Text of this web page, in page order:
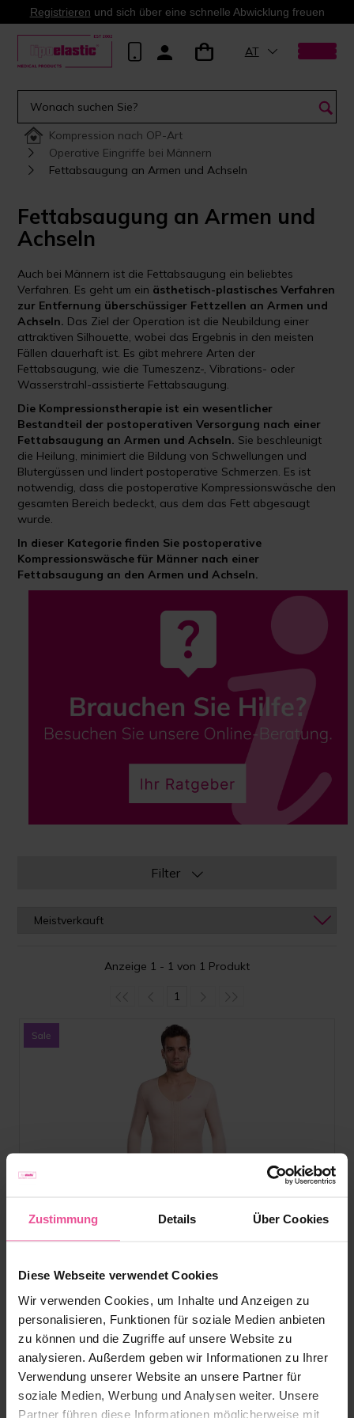
Zustimmung Details Über Cookies
Diese Webseite verwendet Cookies
Wir verwenden Cookies, um Inhalte und Anzeigen zu
personalisieren, Funktionen für soziale Medien anbieten
zu können und die Zugriffe auf unsere Website zu
analysieren. Außerdem geben wir Informationen zu Ihrer
Verwendung unserer Website an unsere Partner für
soziale Medien, Werbung und Analysen weiter. Unsere
Partner führen diese Informationen möglicherweise mit
Registrieren und sich über eine schnelle Abwicklung freuen
AT
Kompression nach OP-Art
Operative Eingriffe bei Männern
Fettabsaugung an Armen und Achseln
Fettabsaugung an Armen und
Achseln
Auch bei Männern ist die Fettabsaugung ein beliebtes
Verfahren. Es geht um ein ästhetisch-plastisches Verfahren
zur Entfernung überschüssiger Fettzellen an Armen und
Achseln. Das Ziel der Operation ist die Neubildung einer
attraktiven Silhouette, wobei das Ergebnis in den meisten
Fällen dauerhaft ist. Es gibt mehrere Arten der
Fettabsaugung, wie die Tumeszenz-, Vibrations- oder
Wasserstrahl-assistierte Fettabsaugung.
Die Kompressionstherapie ist ein wesentlicher
Bestandteil der postoperativen Versorgung nach einer
Fettabsaugung an Armen und Achseln. Sie beschleunigt
die Heilung, minimiert die Bildung von Schwellungen und
Blutergüssen und lindert postoperative Schmerzen. Es ist
notwendig, dass die postoperative Kompressionswäsche den
gesamten Bereich bedeckt, aus dem das Fett abgesaugt
wurde.
In dieser Kategorie finden Sie postoperative
Kompressionswäsche für Männer nach einer
Fettabsaugung an den Armen und Achseln.
Filter
Anzeige 1 - 1 von 1 Produkt
1
Beige Schwarz
MGm long Variant